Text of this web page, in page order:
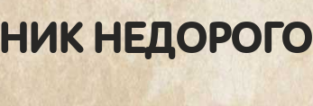
НЕДОРОГО